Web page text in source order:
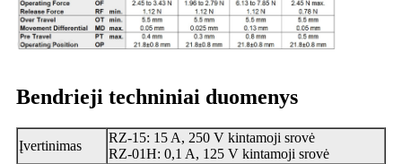
Bendrieji techniniai duomenys
Įvertinimas
RZ-15: 15 A, 250 V kintamoji srovė
RZ-01H: 0,1 A, 125 V kintamoji srovė